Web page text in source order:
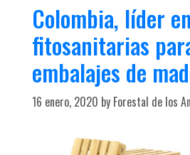
o
r
i
e
Colombia, líder
fitosanitarias
embalajes de
16 enero, 2020 by Forestal de los